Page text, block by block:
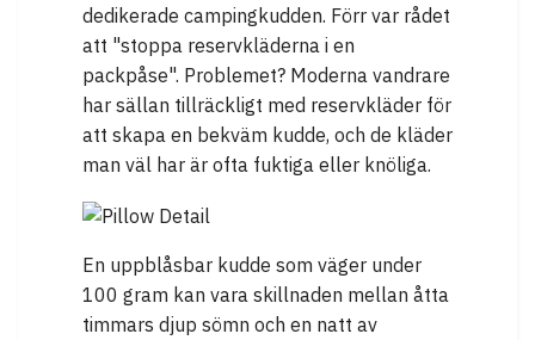
dedikerade campingkudden. Förr var rådet
att "stoppa reservkläderna i en
packpåse". Problemet? Moderna vandrare
har sällan tillräckligt med reservkläder för
att skapa en bekväm kudde, och de kläder
man väl har är ofta fuktiga eller knöliga.
En uppblåsbar kudde som väger under
100 gram kan vara skillnaden mellan åtta
timmars djup sömn och en natt av